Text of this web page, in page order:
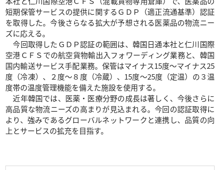
短期保管サービスの提供に関するＧＤＰ（適正流通基準）認証
を取得した。今後さらなる拡大が予想される医薬品の物流ニー
ズに応える。
今回取得したＧＤＰ認証の範囲は、韓国日通本社と仁川国際
空港ＣＦＳでの航空貨物輸出入フォワーディング業務と、韓国
国内輸送サービス手配業務。保管はマイナス15度～マイナス25
度（冷凍）、２度～８度（冷蔵）、15度～25度（定温）の３温
度帯の温度管理機能を備えた施設を使用する。
近年韓国では、医薬・医療分野の成長は著しく、今後さらに
高品質な物流ニーズの高まりが見込まれる。今回の認証取得に
より、強みであるグローバルネットワークと連携し、品質の向
上とサービスの拡充を目指す。